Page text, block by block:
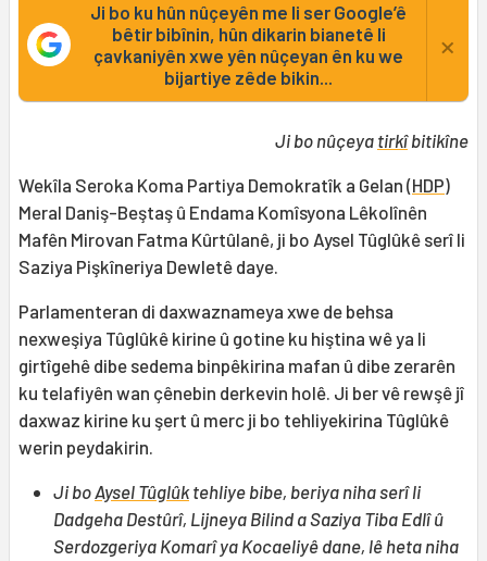
Ji bo ku hûn nûçeyên me li ser Google’ê
bêtir bibînin, hûn dikarin bianetê li
çavkaniyên xwe yên nûçeyan ên ku we
bijartiye zêde bikin...
×
Ji bo nûçeya tirkîbitikîne
Wekîla Seroka Koma Partiya Demokratîk a Gelan (HDP)
Meral Daniş-Beştaş û Endama Komîsyona Lêkolînên
Mafên Mirovan Fatma Kûrtûlanê, ji bo Aysel Tûglûkê serî li
Saziya Pişkîneriya Dewletê daye.
Parlamenteran di daxwaznameya xwe de behsa
nexweşiya Tûglûkê kirine û gotine ku hiştina wê ya li
girtîgehê dibe sedema binpêkirina mafan û dibe zerarên
ku telafiyên wan çênebin derkevin holê. Ji ber vê rewşê jî
daxwaz kirine ku şert û merc ji bo tehliyekirina Tûglûkê
werin peydakirin.
Ji boAysel Tûglûktehliye bibe, beriya niha serî li
Dadgeha Destûrî, Lijneya Bilind a Saziya Tiba Edlî û
Serdozgeriya Komarî ya Kocaeliyê dane, lê heta niha